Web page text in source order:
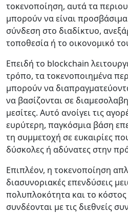
τοκενοποίηση, αυτά τα
μπορούν να είναι
σύνδεση στο διαδίκτυο,
τοποθεσία ή το οικονομικό
Επειδή το blockchain
τρόπο, τα τοκενοποιημένα
μπορούν να
να βασίζονται σε
μεσίτες. Αυτό ανοίγει τις
ευρύτερη, παγκόσμια βάση
τη συμμετοχή σε ευκαιρίες
δύσκολες ή αδύνατες στην
Επιπλέον, η τοκενοποίηση
διασυνοριακές επενδύσεις
πολυπλοκότητα και το
συνδέονται με τις διεθνείς